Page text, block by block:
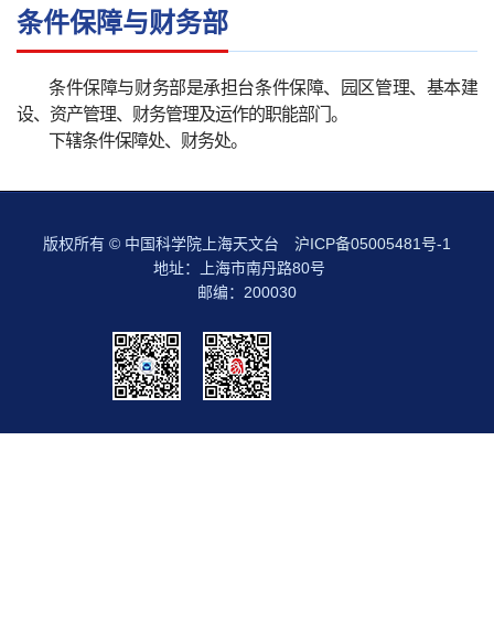
条件保障与财务部
条件保障与财务部是承担台条件保障、园区管理、基本建
设、资产管理、财务管理及运作的职能部门。
下辖条件保障处、财务处。
版权所有 © 中国科学院上海天文台 沪ICP备05005481号-1
地址：上海市南丹路80号
邮编：200030